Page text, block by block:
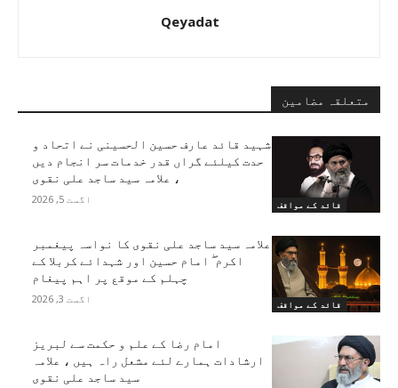
Qeyadat
متعلقہ مضامین
قائد کے مواقف
شہید قائد عارف حسین الحسینی نے اتحاد و
حدت کیلئے گراں قدر خدمات سر انجام دیں
، علامہ سید ساجد علی نقوی
اگست 5, 2026
قائد کے مواقف
علامہ سید ساجد علی نقوی کا نواسہ پیغمبر
اکرم ۖ امام حسین اور شہدائے کربلا کے
چہلم کے موقع پر اہم پیغام
اگست 3, 2026
امام رضا کے علم و حکمت سے لبریز
ارشادات ہمارے لئے مشعل راہ ہیں ، علامہ
سید ساجد علی نقوی